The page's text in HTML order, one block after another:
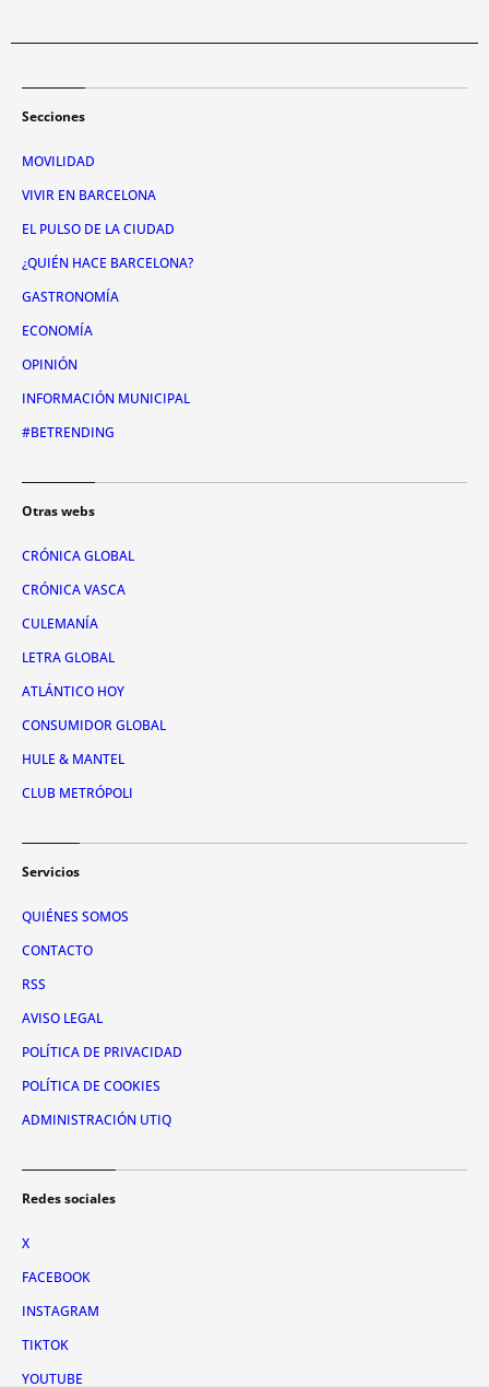
Secciones
MOVILIDAD
VIVIR EN BARCELONA
EL PULSO DE LA CIUDAD
¿QUIÉN HACE BARCELONA?
GASTRONOMÍA
ECONOMÍA
OPINIÓN
INFORMACIÓN MUNICIPAL
#BETRENDING
Otras webs
CRÓNICA GLOBAL
CRÓNICA VASCA
CULEMANÍA
LETRA GLOBAL
ATLÁNTICO HOY
CONSUMIDOR GLOBAL
HULE & MANTEL
CLUB METRÓPOLI
Servicios
QUIÉNES SOMOS
CONTACTO
RSS
AVISO LEGAL
POLÍTICA DE PRIVACIDAD
POLÍTICA DE COOKIES
ADMINISTRACIÓN UTIQ
Redes sociales
X
FACEBOOK
INSTAGRAM
TIKTOK
YOUTUBE